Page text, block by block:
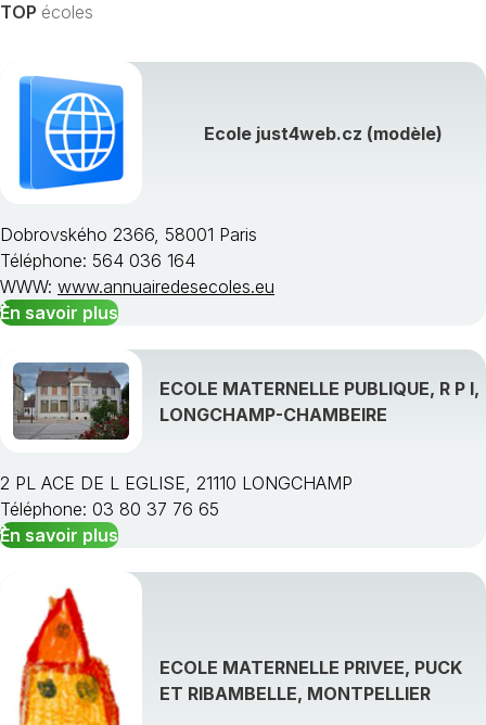
TOP écoles
Ecole just4web.cz (modèle)
Dobrovského 2366, 58001 Paris
Téléphone: 564 036 164
WWW: www.annuairedesecoles.eu
En savoir plus
ECOLE MATERNELLE PUBLIQUE, R P I,
LONGCHAMP-CHAMBEIRE
2 PL ACE DE L EGLISE, 21110 LONGCHAMP
Téléphone: 03 80 37 76 65
En savoir plus
ECOLE MATERNELLE PRIVEE, PUCK
ET RIBAMBELLE, MONTPELLIER